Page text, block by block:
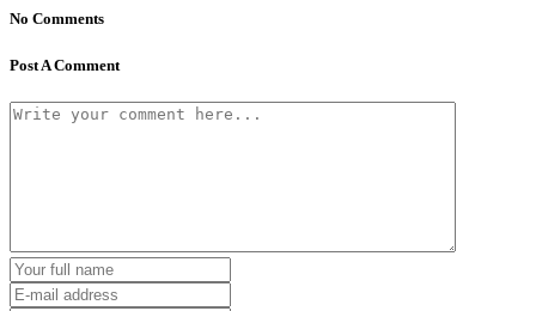
No Comments
Post A Comment